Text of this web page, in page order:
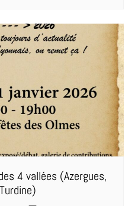
4 vallées (Azergues,